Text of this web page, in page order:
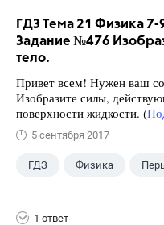
ГДЗ Тема 21 Физика
Задание №476
тело.
Привет всем! Нужен ваш
Изобразите силы,
поверхности жидкости. (
5 сентября 2017
ГДЗ Физика
1 ответ